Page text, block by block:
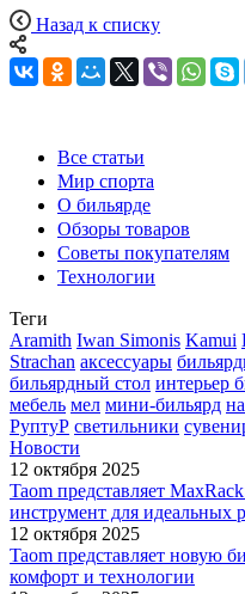
Назад к списку
Все статьи
Мир спорта
О бильярде
Обзоры товаров
Советы покупателям
Технологии
Теги
Aramith Iwan Simonis Kamui
Strachan аксессуары
бильярдный стол интерьер
мебель мел мини-бильярд
РуптуР светильники
Новости
12 октября 2025
Taom представляет
инструмент для идеальных
12 октября 2025
Taom представляет новую
комфорт и технологии